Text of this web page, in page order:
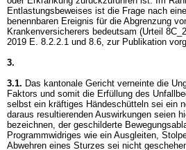
Entlastungsbeweises ist die Frage nach
benennbaren Ereignis für die Abgrenzung
Krankenversicherers bedeutsam (Urteil
2019 E. 8.2.2.1 und 8.6, zur Publikation
3.
3.1. Das kantonale Gericht verneinte die
Faktors und somit die Erfüllung des
selbst ein kräftiges Händeschütteln sei ein
daraus resultierenden Auswirkungen seien
bezeichnen, der geschilderte
Programmwidriges wie ein Ausgleiten,
Abwehren eines Sturzes sei nicht